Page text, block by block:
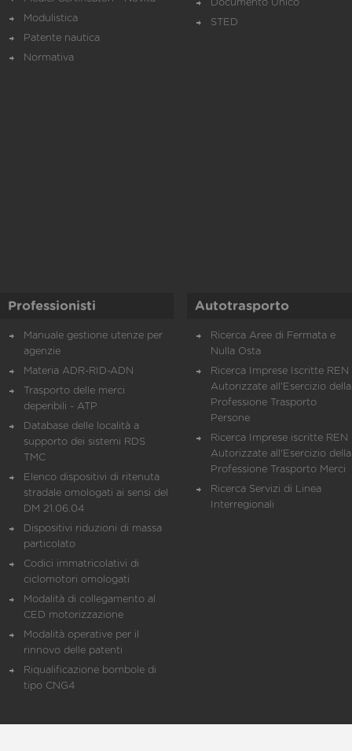
Modulistica
Patente nautica
Normativa
Documento Unico
STED
Professionisti
Manuale gestione utenze per
agenzie
Materia ADR-RID-ADN
Trasporto delle merci
deperibili - ATP
Database delle località a
supporto dei sistemi RDS
TMC
Elenco dispositivi di ritenuta
stradale omologati ai sensi del
DM 21.06.04
Dispositivi riduzioni di massa
particolato
Codici immatricolativi di
ciclomotori omologati
Modalità di collegamento al
CED motorizzazione
Modalità operative per il
rinnovo delle patenti
Riqualificazione bombole di
tipo CNG4
Autotrasporto
Ricerca Aree di Fermata e
Nulla Osta
Ricerca Imprese Iscritte REN
Autorizzate all'Esercizio della
Professione Trasporto
Persone
Ricerca Imprese iscritte REN
Autorizzate all'Esercizio della
Professione Trasporto Merci
Ricerca Servizi di Linea
Interregionali